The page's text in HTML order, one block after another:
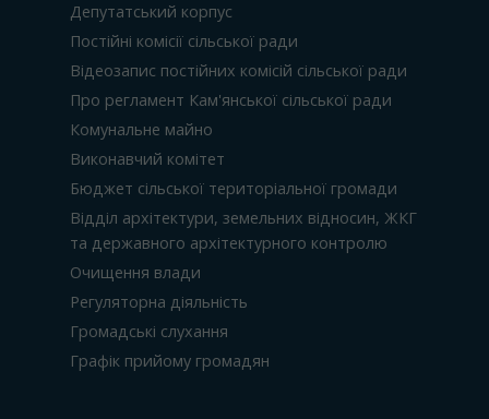
Депутатський корпус
Постійні комісії сільської ради
Відеозапис постійних комісій сільської ради
Про регламент Кам'янської сільської ради
Комунальне майно
Виконавчий комітет
Бюджет сільської територіальної громади
Відділ архітектури, земельних відносин, ЖКГ
та державного архітектурного контролю
Очищення влади
Регуляторна діяльність
Громадські слухання
Графік прийому громадян